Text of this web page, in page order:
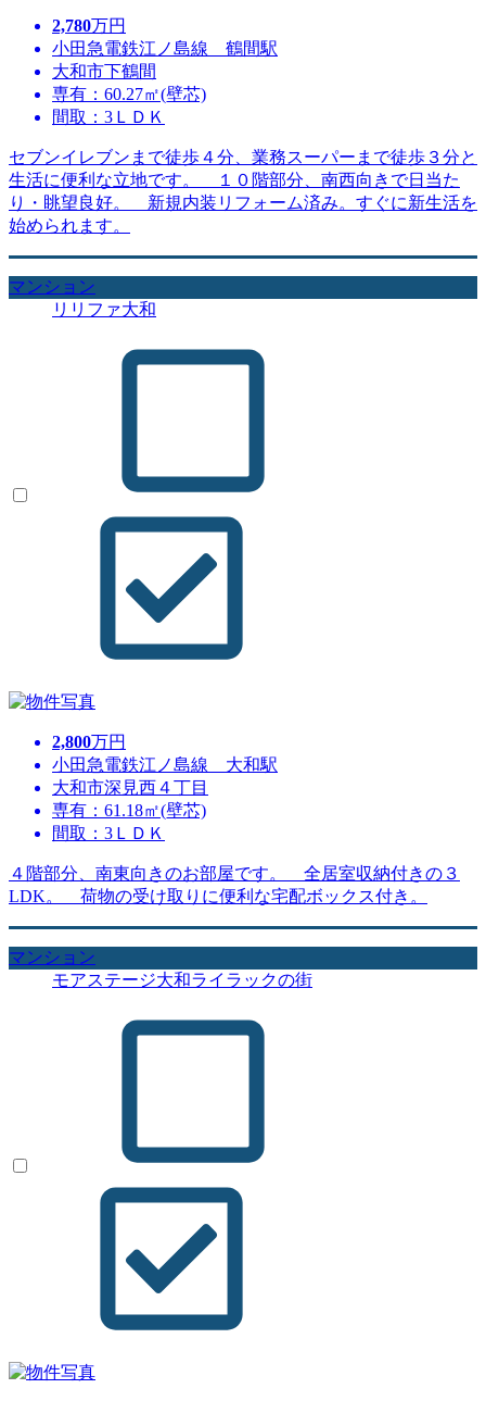
2,780万円
小田急電鉄江ノ島線 鶴間駅
大和市下鶴間
専有：60.27㎡(壁芯)
間取：3ＬＤＫ
セブンイレブンまで徒歩４分、業務スーパーまで徒歩３分と
生活に便利な立地です。 １０階部分、南西向きで日当た
り・眺望良好。 新規内装リフォーム済み。すぐに新生活を
始められます。
マンション
リリファ大和
2,800万円
小田急電鉄江ノ島線 大和駅
大和市深見西４丁目
専有：61.18㎡(壁芯)
間取：3ＬＤＫ
４階部分、南東向きのお部屋です。 全居室収納付きの３
LDK。 荷物の受け取りに便利な宅配ボックス付き。
マンション
モアステージ大和ライラックの街